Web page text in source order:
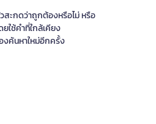
ะกดว่าถูกต้องหรือไม่ หรือ
ยใช้คำที่ใกล้เคียง
ค้นหาใหม่อีกครั้ง